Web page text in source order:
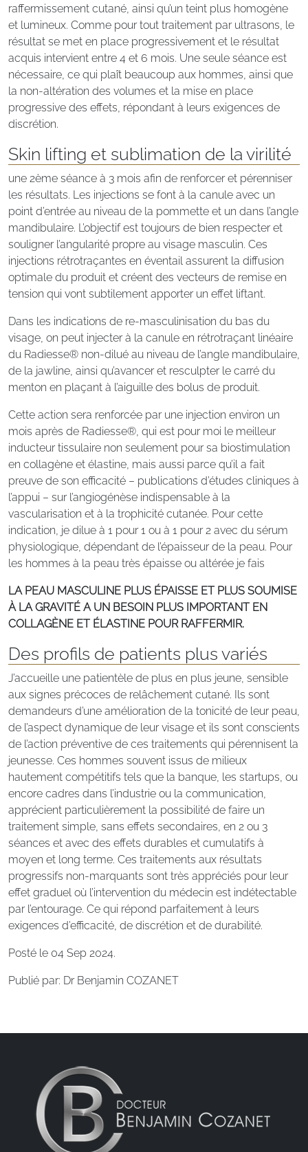
raffermissement cutané, ainsi qu’un teint plus homogène
et lumineux. Comme pour tout traitement par ultrasons, le
résultat se met en place progressivement et le résultat
acquis intervient entre 4 et 6 mois. Une seule séance est
nécessaire, ce qui plaît beaucoup aux hommes, ainsi que
la non-altération des volumes et la mise en place
progressive des effets, répondant à leurs exigences de
discrétion.
Skin lifting et sublimation de la virilité
une 2ème séance à 3 mois afin de renforcer et pérenniser
les résultats. Les injections se font à la canule avec un
point d’entrée au niveau de la pommette et un dans l’angle
mandibulaire. L’objectif est toujours de bien respecter et
souligner l’angularité propre au visage masculin. Ces
injections rétrotraçantes en éventail assurent la diffusion
optimale du produit et créent des vecteurs de remise en
tension qui vont subtilement apporter un effet liftant.
Dans les indications de re-masculinisation du bas du
visage, on peut injecter à la canule en rétrotraçant linéaire
du Radiesse® non-dilué au niveau de l’angle mandibulaire,
de la jawline, ainsi qu’avancer et resculpter le carré du
menton en plaçant à l’aiguille des bolus de produit.
Cette action sera renforcée par une injection environ un
mois après de Radiesse®, qui est pour moi le meilleur
inducteur tissulaire non seulement pour sa biostimulation
en collagène et élastine, mais aussi parce qu’il a fait
preuve de son efficacité – publications d’études cliniques à
l’appui – sur l’angiogénèse indispensable à la
vascularisation et à la trophicité cutanée. Pour cette
indication, je dilue à 1 pour 1 ou à 1 pour 2 avec du sérum
physiologique, dépendant de l’épaisseur de la peau. Pour
les hommes à la peau très épaisse ou altérée je fais
LA PEAU MASCULINE PLUS ÉPAISSE ET PLUS SOUMISE
À LA GRAVITÉ A UN BESOIN PLUS IMPORTANT EN
COLLAGÈNE ET ÉLASTINE POUR RAFFERMIR.
Des profils de patients plus variés
J’accueille une patientèle de plus en plus jeune, sensible
aux signes précoces de relâchement cutané. Ils sont
demandeurs d’une amélioration de la tonicité de leur peau,
de l’aspect dynamique de leur visage et ils sont conscients
de l’action préventive de ces traitements qui pérennisent la
jeunesse. Ces hommes souvent issus de milieux
hautement compétitifs tels que la banque, les startups, ou
encore cadres dans l’industrie ou la communication,
apprécient particulièrement la possibilité de faire un
traitement simple, sans effets secondaires, en 2 ou 3
séances et avec des effets durables et cumulatifs à
moyen et long terme. Ces traitements aux résultats
progressifs non-marquants sont très appréciés pour leur
effet graduel où l’intervention du médecin est indétectable
par l’entourage. Ce qui répond parfaitement à leurs
exigences d’efficacité, de discrétion et de durabilité.
Posté le 04 Sep 2024.
Publié par: Dr Benjamin COZANET